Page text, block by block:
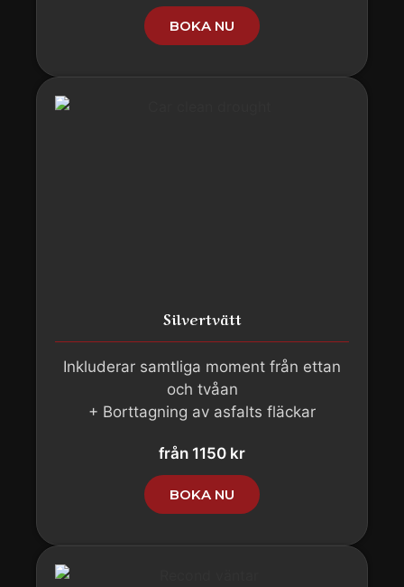
BOKA NU
Silvertvätt
Inkluderar samtliga moment från ettan
och tvåan
+ Borttagning av asfalts fläckar
från 1150 kr
BOKA NU